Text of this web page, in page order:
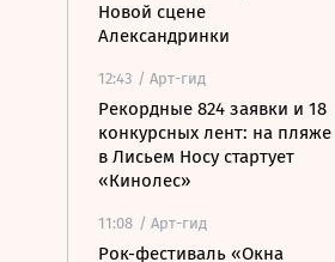
Новой сцене
Александринки
12:43 / Арт-гид
Рекордные 824 заявки и 18
конкурсных лент: на пляже
в Лисьем Носу стартует
«Кинолес»
11:08 / Арт-гид
Рок-фестиваль «Окна